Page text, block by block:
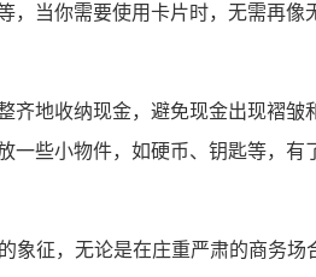
，当你需要使用卡片时，无需再
齐地收纳现金，避免现金出现褶
些小物件，如硬币、钥匙等，
象征，无论是在庄重严肃的商务